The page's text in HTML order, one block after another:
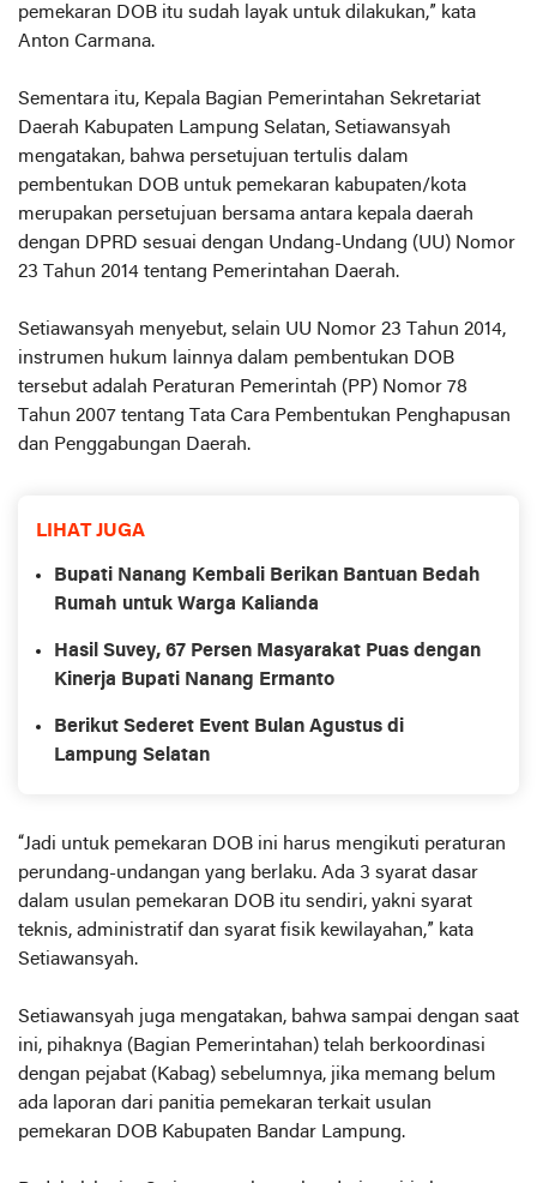
pemekaran DOB itu sudah layak untuk dilakukan,” kata
Anton Carmana.
Sementara itu, Kepala Bagian Pemerintahan Sekretariat
Daerah Kabupaten Lampung Selatan, Setiawansyah
mengatakan, bahwa persetujuan tertulis dalam
pembentukan DOB untuk pemekaran kabupaten/kota
merupakan persetujuan bersama antara kepala daerah
dengan DPRD sesuai dengan Undang-Undang (UU) Nomor
23 Tahun 2014 tentang Pemerintahan Daerah.
Setiawansyah menyebut, selain UU Nomor 23 Tahun 2014,
instrumen hukum lainnya dalam pembentukan DOB
tersebut adalah Peraturan Pemerintah (PP) Nomor 78
Tahun 2007 tentang Tata Cara Pembentukan Penghapusan
dan Penggabungan Daerah.
LIHAT JUGA
Bupati Nanang Kembali Berikan Bantuan Bedah
Rumah untuk Warga Kalianda
Hasil Suvey, 67 Persen Masyarakat Puas dengan
Kinerja Bupati Nanang Ermanto
Berikut Sederet Event Bulan Agustus di
Lampung Selatan
“Jadi untuk pemekaran DOB ini harus mengikuti peraturan
perundang-undangan yang berlaku. Ada 3 syarat dasar
dalam usulan pemekaran DOB itu sendiri, yakni syarat
teknis, administratif dan syarat fisik kewilayahan,” kata
Setiawansyah.
Setiawansyah juga mengatakan, bahwa sampai dengan saat
ini, pihaknya (Bagian Pemerintahan) telah berkoordinasi
dengan pejabat (Kabag) sebelumnya, jika memang belum
ada laporan dari panitia pemekaran terkait usulan
pemekaran DOB Kabupaten Bandar Lampung.